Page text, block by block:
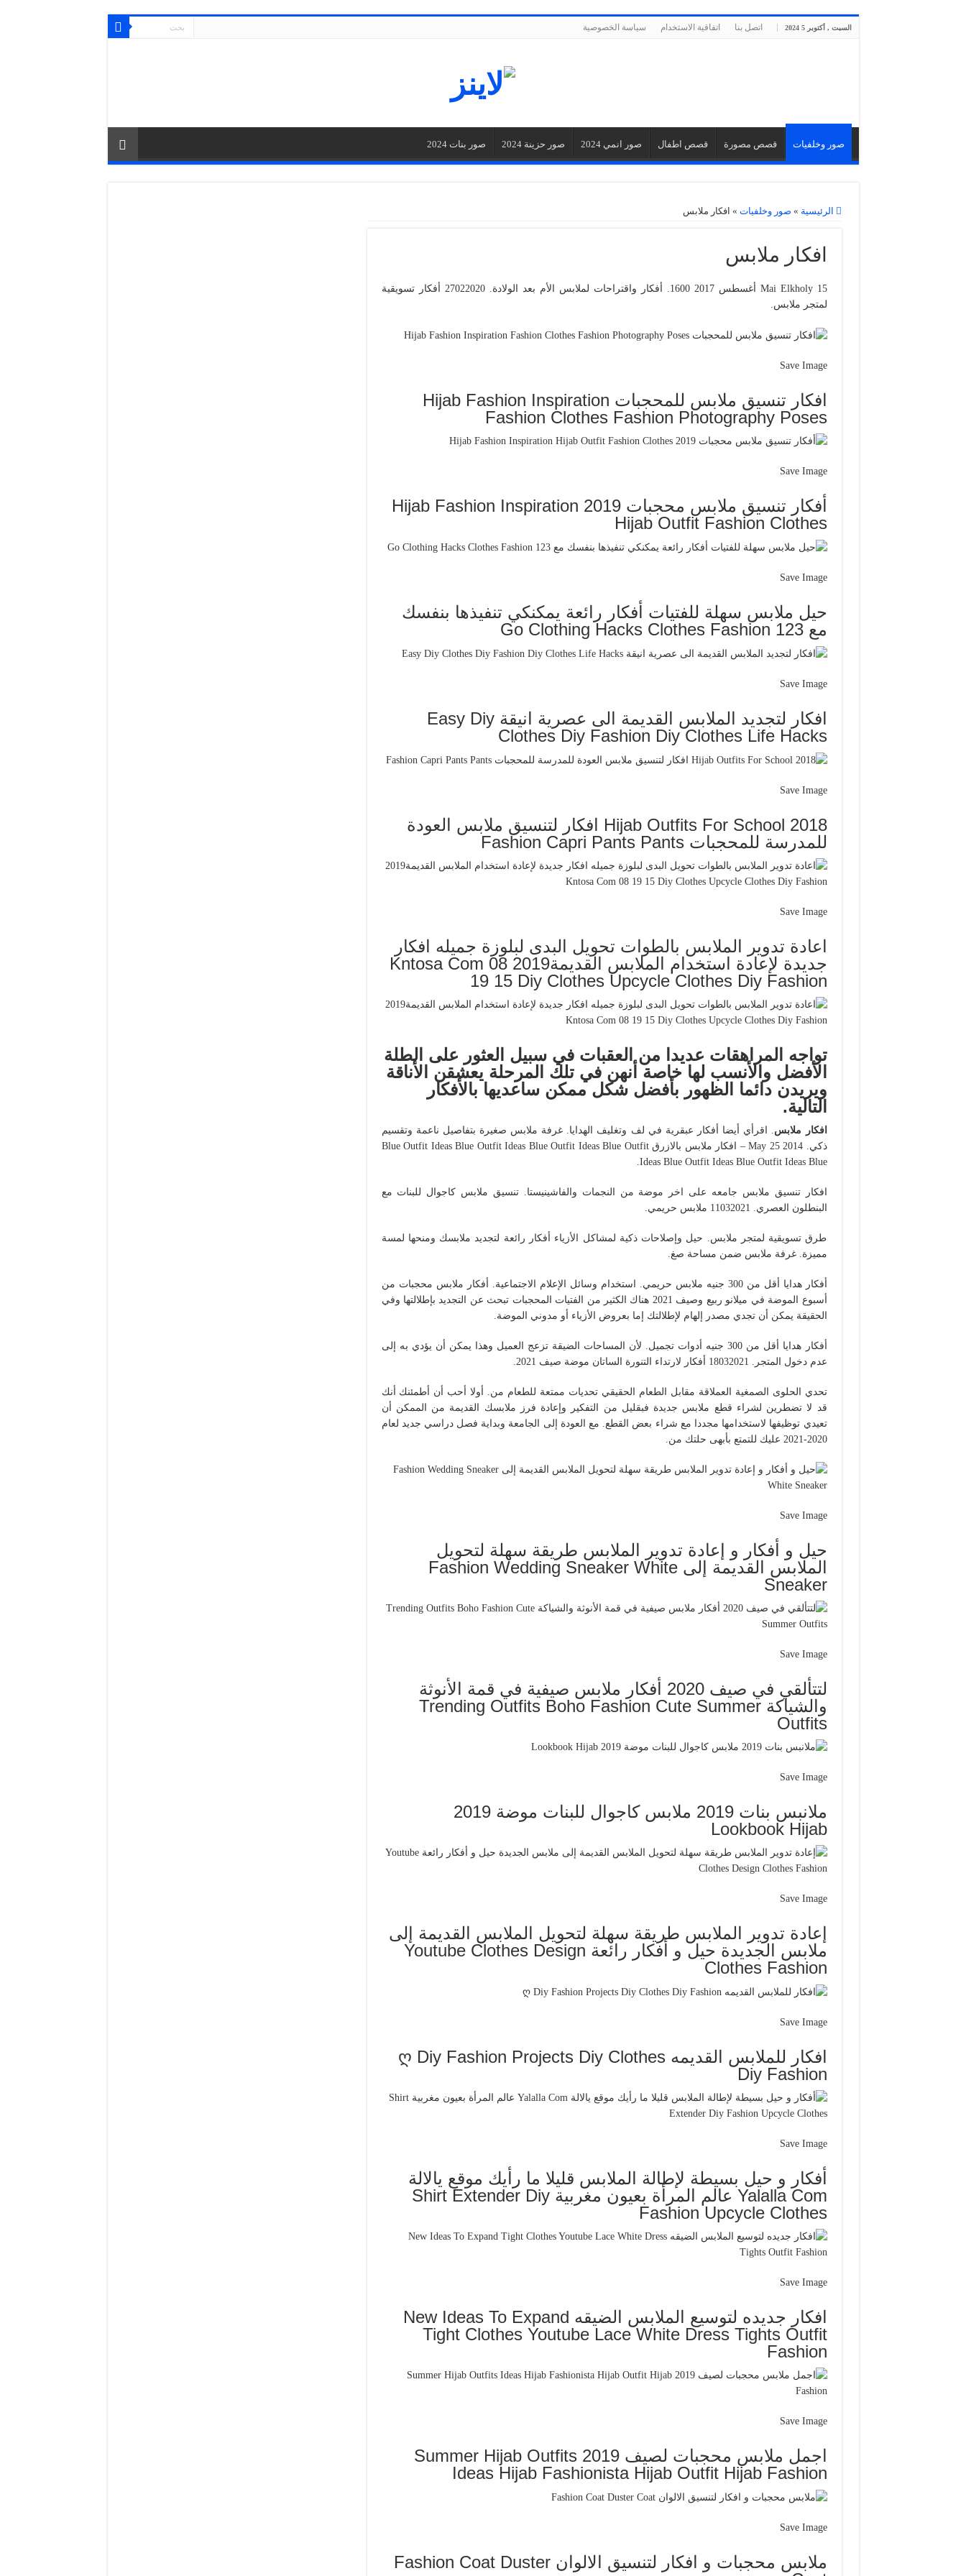
السبت , أكتوبر 5 2024 اتصل بنا اتفاقية الاستخدام سياسة الخصوصية
صور وخلفيات قصص مصورة قصص اطفال صور انمي 2024 صور حزينة 2024 صور بنات 2024
الرئيسية » صور وخلفيات » افكار ملابس
افكار ملابس
Mai Elkholy 15 أغسطس 2017 1600. أفكار واقتراحات لملابس الأم بعد الولادة. 27022020 أفكار تسويقية
لمتجر ملابس.
Save Image
افكار تنسيق ملابس للمحجبات Hijab Fashion Inspiration
Fashion Clothes Fashion Photography Poses
Save Image
أفكار تنسيق ملابس محجبات 2019 Hijab Fashion Inspiration
Hijab Outfit Fashion Clothes
Save Image
حيل ملابس سهلة للفتيات أفكار رائعة يمكنكي تنفيذها بنفسك
مع 123 Go Clothing Hacks Clothes Fashion
Save Image
افكار لتجديد الملابس القديمة الى عصرية انيقة Easy Diy
Clothes Diy Fashion Diy Clothes Life Hacks
Save Image
Hijab Outfits For School 2018 افكار لتنسيق ملابس العودة
للمدرسة للمحجبات Fashion Capri Pants Pants
Save Image
اعادة تدوير الملابس بالطوات تحويل البدى لبلوزة جميله افكار
جديدة لإعادة استخدام الملابس القديمة2019 Kntosa Com 08
19 15 Diy Clothes Upcycle Clothes Diy Fashion
تواجه المراهقات عديدا من العقبات في سبيل العثور على الطلة
الأفضل والأنسب لها خاصة أنهن في تلك المرحلة يعشقن الأناقة
ويريدن دائما الظهور بأفضل شكل ممكن ساعديها بالأفكار
التالية.
افكار ملابس . اقرأي أيضا أفكار عبقرية في لف وتغليف الهدايا. غرفة ملابس صغيرة بتفاصيل ناعمة وتقسيم
ذكي. May 25 2014 – افكار ملابس بالازرق Blue Outfit Ideas Blue Outfit Ideas Blue Outfit Ideas Blue Outfit
Ideas Blue Outfit Ideas Blue Outfit Ideas Blue.
افكار تنسيق ملابس جامعه على اخر موضة من النجمات والفاشينيستا. تنسيق ملابس كاجوال للبنات مع
البنطلون العصري. 11032021 ملابس حريمي.
طرق تسويقية لمتجر ملابس. حيل وإصلاحات ذكية لمشاكل الأزياء أفكار رائعة لتجديد ملابسك ومنحها لمسة
مميزة. غرفة ملابس ضمن مساحة صغ.
أفكار هدايا أقل من 300 جنيه ملابس حريمي. استخدام وسائل الإعلام الاجتماعية. أفكار ملابس محجبات من
أسبوع الموضة في ميلانو ربيع وصيف 2021 هناك الكثير من الفتيات المحجبات تبحث عن التجديد بإطلالتها وفي
الحقيقة يمكن أن تجدي مصدر إلهام لإطلالتك إما بعروض الأزياء أو مدوني الموضة.
أفكار هدايا أقل من 300 جنيه أدوات تجميل. لأن المساحات الضيقة تزعج العميل وهذا يمكن أن يؤدي به إلى
عدم دخول المتجر. 18032021 أفكار لارتداء التنورة الساتان موضة صيف 2021.
تحدي الحلوى الصمغية العملاقة مقابل الطعام الحقيقي تحديات ممتعة للطعام من. أولا أحب أن أطمئنك أنك
قد لا تضطرين لشراء قطع ملابس جديدة فبقليل من التفكير وإعادة فرز ملابسك القديمة من الممكن أن
تعيدي توظيفها لاستخدامها مجددا مع شراء بعض القطع. مع العودة إلى الجامعة وبداية فصل دراسي جديد لعام
2020-2021 عليك للتمتع بأبهى حلتك من.
Save Image
حيل و أفكار و إعادة تدوير الملابس طريقة سهلة لتحويل
الملابس القديمة إلى Fashion Wedding Sneaker White
Sneaker
Save Image
لتتألقي في صيف 2020 أفكار ملابس صيفية في قمة الأنوثة
والشياكة Trending Outfits Boho Fashion Cute Summer
Outfits
Save Image
ملانبس بنات 2019 ملابس كاجوال للبنات موضة 2019
Lookbook Hijab
Save Image
إعادة تدوير الملابس طريقة سهلة لتحويل الملابس القديمة إلى
ملابس الجديدة حيل و أفكار رائعة Youtube Clothes Design
Clothes Fashion
Save Image
افكار للملابس القديمه ღ Diy Fashion Projects Diy Clothes
Diy Fashion
Save Image
أفكار و حيل بسيطة لإطالة الملابس قليلا ما رأيك موقع يالالة
Yalalla Com عالم المرأة بعيون مغربية Shirt Extender Diy
Fashion Upcycle Clothes
Save Image
افكار جديده لتوسيع الملابس الضيقه New Ideas To Expand
Tight Clothes Youtube Lace White Dress Tights Outfit
Fashion
Save Image
اجمل ملابس محجبات لصيف 2019 Summer Hijab Outfits
Ideas Hijab Fashionista Hijab Outfit Hijab Fashion
Save Image
ملابس محجبات و افكار لتنسيق الالوان Fashion Coat Duster